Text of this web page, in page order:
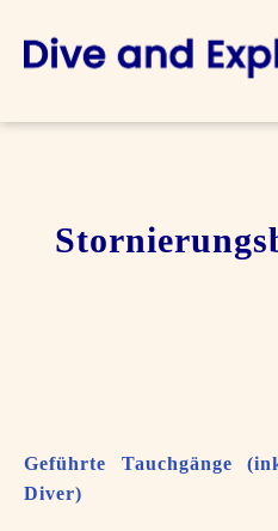
Geführte Tauchgänge
Diver)